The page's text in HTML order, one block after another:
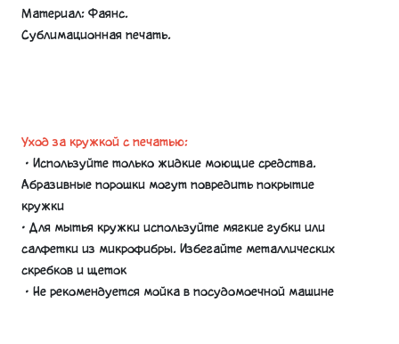
Материал: Фаянс.
Сублимационная печать.
Уход за кружкой с печатью:
• Используйте только жидкие моющие средства.
Абразивные порошки могут повредить покрытие
кружки
• Для мытья кружки используйте мягкие губки или
салфетки из микрофибры. Избегайте металлических
скребков и щеток
• Не рекомендуется мойка в посудомоечной машине